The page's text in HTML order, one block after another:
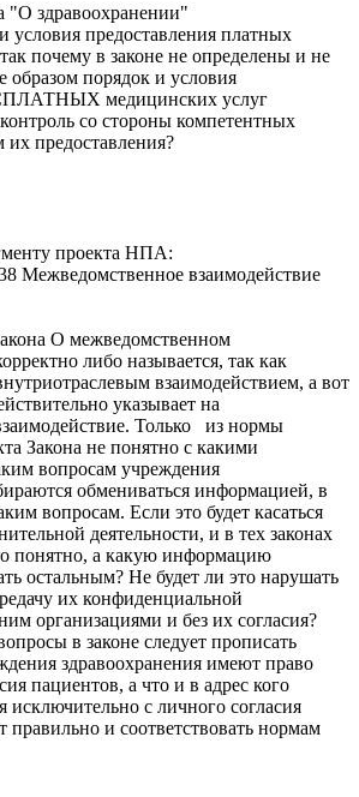
"О здравоохранении"
условия предоставления платных
почему в законе не определены и не
образом порядок и условия
медицинских услуг
со стороны компетентных
их предоставления?
проекта НПА:
Межведомственное взаимодействие
О межведомственном
либо называется, так как
взаимодействием, а вот
указывает на
Только из нормы
Закона не понятно с какими
вопросам учреждения
обмениваться информацией, в
вопросам. Если это будет касаться
деятельности, и в тех законах
понятно, а какую информацию
остальным? Не будет ли это нарушать
их конфиденциальной
организациями и без их согласия?
в законе следует прописать
здравоохранения имеют право
пациентов, а что и в адрес кого
исключительно с личного согласия
правильно и соответствовать нормам